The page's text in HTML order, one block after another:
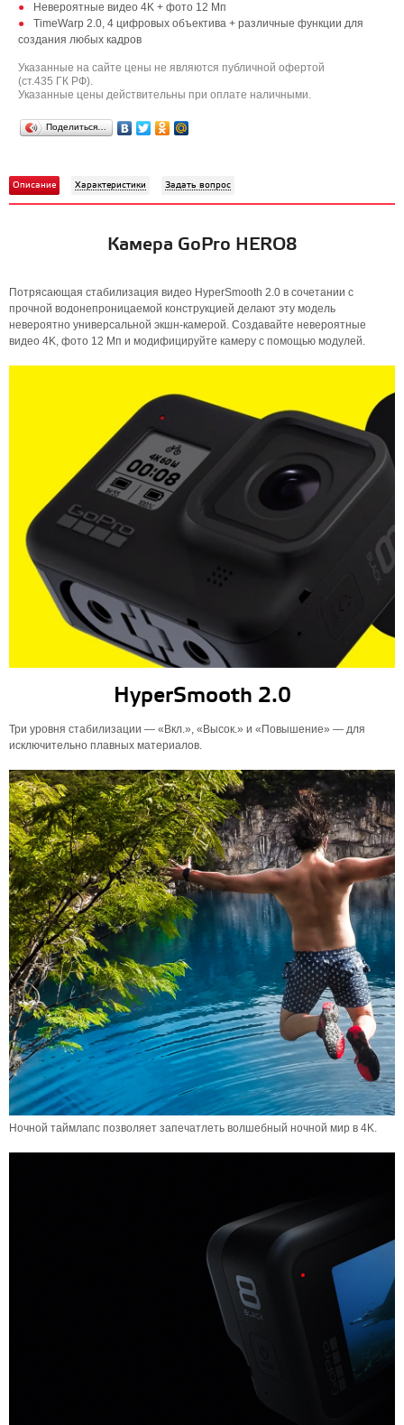
Невероятные видео 4K + фото 12 Мп
TimeWarp 2.0, 4 цифровых объектива + различные функции для
создания любых кадров
Указанные на сайте цены не являются публичной офертой
(ст.435 ГК РФ).
Указанные цены действительны при оплате наличными.
Поделиться…
Описание Характеристики Задать вопрос
Камера GoPro HERO8
Потрясающая стабилизация видео HyperSmooth 2.0 в сочетании с
прочной водонепроницаемой конструкцией делают эту модель
невероятно универсальной экшн-камерой. Создавайте невероятные
видео 4K, фото 12 Мп и модифицируйте камеру с помощью модулей.
HyperSmooth 2.0
Три уровня стабилизации — «Вкл.», «Высок.» и «Повышение» — для
исключительно плавных материалов.
Ночной таймлапс позволяет запечатлеть волшебный ночной мир в 4K.